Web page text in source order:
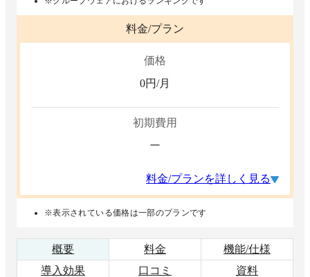
料金/プラン
価格
0円/月
初期費用
ー
料金/プランを詳しく見る
※表示されている価格は一部のプランです
概要 料金
機能/仕様
導入効果
口コミ 資料